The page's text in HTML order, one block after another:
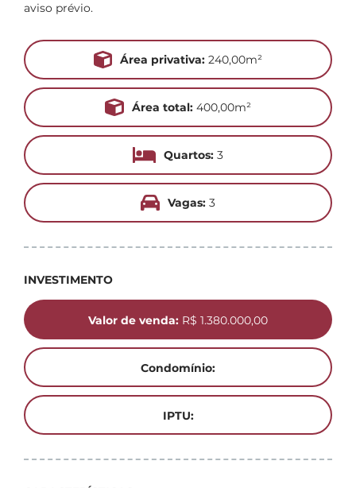
aviso prévio.
Área privativa: 240,00m²
Área total:400,00m²
Quartos:3
Vagas:3
INVESTIMENTO
Valor de venda: R$ 1.380.000,00
Condomínio:
IPTU: